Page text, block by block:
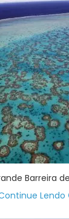
Barreira
Lendo